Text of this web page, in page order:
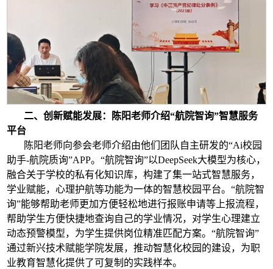
二、创新赋能发展：陈阳老师介绍“航院智询”智慧服务
平台
陈阳老师向参会老师介绍由他们团队自主研发的“Ai校园
助手-航院质询”APP。“航院智询”以DeepSeek大模型为核心，
融合关于学校的私有化知识库，构建了集一站式智慧服务，
学业赋能，心理护航等功能为一体的智慧校园平台。“航院智
询”能够帮助老师更加方便轻松地进行报账申请等上报流程，
帮助学生方便快捷地查询自己的学业情况，对学生心理建立
动态预警模型，为学生提供岗位精准匹配方案。“航院智询”
通过新兴技术赋能学院发展，推动智慧化校园的建设，为职
业教育智慧化提供了可复制的实践样本。